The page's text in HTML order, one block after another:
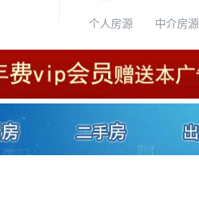
个人房源 中介房源